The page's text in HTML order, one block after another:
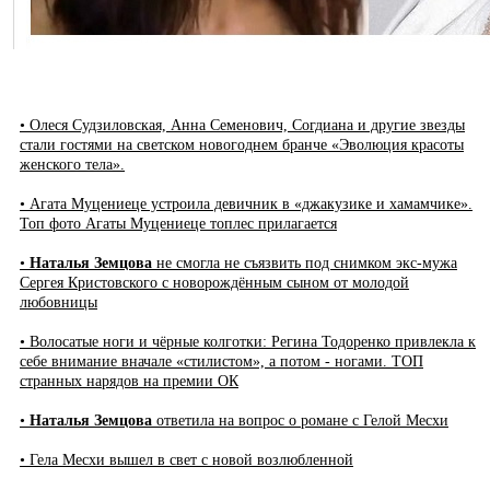
• Олеся Судзиловская, Анна Семенович, Согдиана и другие звезды
стали гостями на светском новогоднем бранче «Эволюция красоты
женского тела».
• Агата Муцениеце устроила девичник в «джакузике и хамамчике».
Топ фото Агаты Муцениеце топлес прилагается
• Наталья Земцова не смогла не съязвить под снимком экс-мужа
Сергея Кристовского с новорождённым сыном от молодой
любовницы
• Волосатые ноги и чёрные колготки: Регина Тодоренко привлекла к
себе внимание вначале «стилистом», а потом - ногами. ТОП
странных нарядов на премии ОК
• Наталья Земцова ответила на вопрос о романе с Гелой Месхи
• Гела Месхи вышел в свет с новой возлюбленной